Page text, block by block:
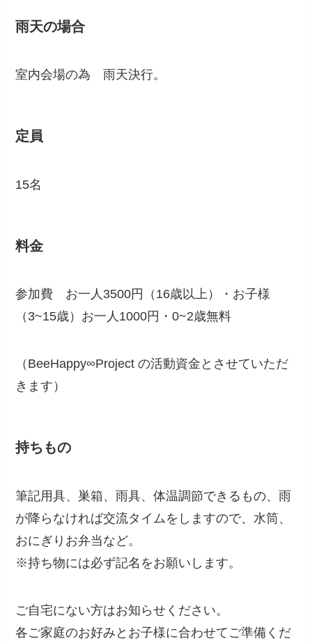
雨天の場合
室内会場の為 雨天決行。
定員
15名
料金
参加費 お一人3500円（16歳以上）・お子様
（3~15歳）お一人1000円・0~2歳無料
（BeeHappy∞Project の活動資金とさせていただ
きます）
持ちもの
筆記用具、巣箱、雨具、体温調節できるもの、雨
が降らなければ交流タイムをしますので、水筒、
おにぎりお弁当など。
※持ち物には必ず記名をお願いします。
ご自宅にない方はお知らせください。
各ご家庭のお好みとお子様に合わせてご準備くだ